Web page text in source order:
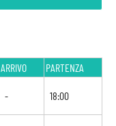
ARRIVO PARTENZA
- 18:00